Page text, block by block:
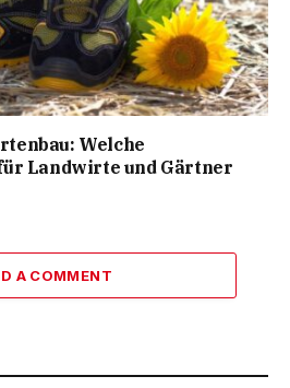
Welche
Landwirte und Gärtner
A COMMENT